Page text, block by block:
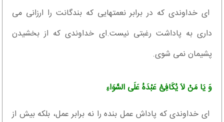
اى خداوندى كه در برابر نعمتهايى كه بندگانت را ارزانى مى‏
دارى به پاداشت رغبتى نيست.اى خداوندى كه از بخشيدن
پشيمان نمى‏ شوى.
وَ يَا مَنْ لاَ يُكَافِئُ عَبْدَهُ عَلَى السَّوَاءِ
اى خداوندى كه پاداش عمل بنده را نه برابر عمل، بلكه بيش از